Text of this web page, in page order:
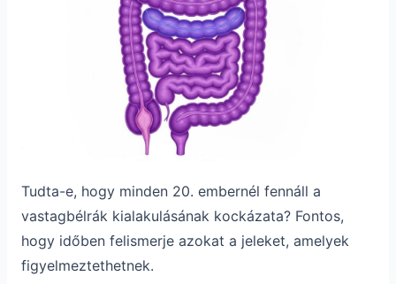
Tudta-e, hogy minden 20. embernél fennáll a
vastagbélrák kialakulásának kockázata? Fontos,
hogy időben felismerje azokat a jeleket, amelyek
figyelmeztethetnek.